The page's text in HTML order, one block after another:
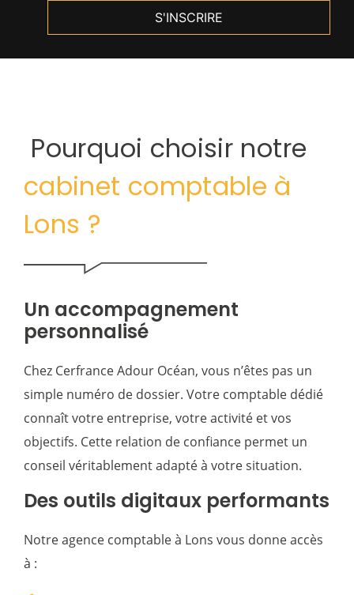
S'INSCRIRE
Pourquoi choisir notre
cabinet comptable à
Lons ?
Un accompagnement
personnalisé
Chez Cerfrance Adour Océan, vous n’êtes pas un
simple numéro de dossier. Votre comptable dédié
connaît votre entreprise, votre activité et vos
objectifs. Cette relation de confiance permet un
conseil véritablement adapté à votre situation.
Des outils digitaux performants
Notre agence comptable à Lons vous donne accès
à :